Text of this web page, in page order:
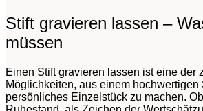
Stift gravieren lassen –
müssen
Einen Stift gravieren lassen ist eine der
Möglichkeiten, aus einem hochwertigen
persönliches Einzelstück zu machen.